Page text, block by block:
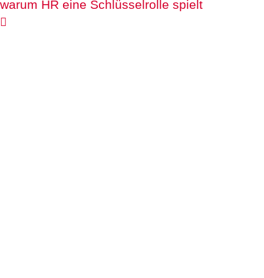
warum HR eine Schlüsselrolle spielt
